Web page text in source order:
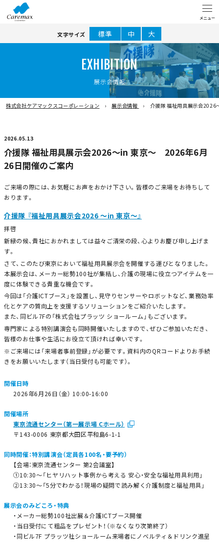
文字サイズ 標準 中 大
EXHIBITION
展示会情報
株式会社ケアマックスコーポレーション 展示会情報 介援隊 福祉用具展示会
2026.05.13
介援隊 福祉用具展示会2026～in 東京～ 2026年6月
26日開催のご案内
ご来場の際には、お気軽にお声をおかけ下さい。皆様のご来場をお待ちして
おります。
介援隊 『福祉用具展示会2026 ～in 東京～』
拝啓
新緑の候、貴社におかれましては益々ご清栄の段、心よりお慶び申し上げま
す。
さて、このたび東京において福祉用具展示会を開催する運びとなりました。
本展示会は、メーカー総勢100社が集結し、介護の現場に役立つアイテムを一
度に体験できる貴重な機会です。
今回は「介護ICTブース」を設置し、見守りセンサーやロボットなど、業務効率
化とケアの質向上を支援するソリューションをご紹介いたします。
また、同ビル7Fの「株式会社プラッツ ショールーム」もございます。
専門家による特別講演会も同時開催いたしますので、ぜひご参加いただき、
皆様のお仕事や生活にお役立て頂ければ幸いです。
※ご来場には「来場者事前登録」が必要です。資料内のQRコードよりお手続
きをお願いいたします（当日受付も可能です）。
開催日時
2026年6月26日（金） 10:00-16:00
開催場所
東京流通センター（第一展示場 Cホール）
〒143-0006 東京都大田区平和島6-1-1
同時開催：特別講演会（定員各100名・要予約）
【会場：東京流通センター 第2会議室】
①10:30～「ヒヤリハット事例から考える 安心・安全な福祉用具利用」
②13:30～「5分でわかる！現場の疑問で読み解く介護制度と福祉用具」
展示会のみどころ・特典
・メーカー総勢100社出展＆介護ICTブース開催
・当日受付にて粗品をプレゼント！（※なくなり次第終了）
・同ビル7F プラッツ社ショールーム来場者にノベルティ＆ドリンク進呈